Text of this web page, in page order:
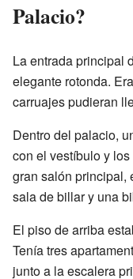
Palacio?
La entrada principal
elegante rotonda.
carruajes pudieran
Dentro del palacio,
con el vestíbulo y
gran salón principal,
sala de billar y una
El piso de arriba
Tenía tres
junto a la escalera